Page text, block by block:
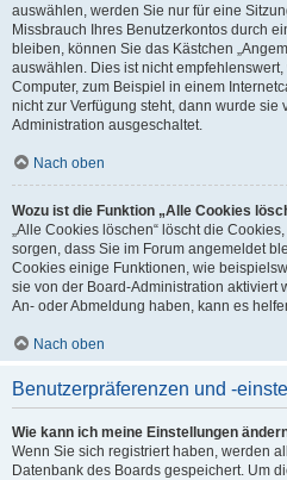
auswählen, werden Sie nur für eine
Missbrauch Ihres Benutzerkontos durch
bleiben, können Sie das Kästchen
auswählen. Dies ist nicht
Computer, zum Beispiel in einem
nicht zur Verfügung steht, dann wurde sie
Administration ausgeschaltet.
Nach oben
Wozu ist die Funktion „Alle Cookies
„Alle Cookies löschen“ löscht die
sorgen, dass Sie im Forum angemeldet
Cookies einige Funktionen, wie
sie von der Board-Administration aktiviert
An- oder Abmeldung haben, kann es
Nach oben
Benutzerpräferenzen und -
Wie kann ich meine Einstellungen
Wenn Sie sich registriert haben, werden
Datenbank des Boards gespeichert. Um